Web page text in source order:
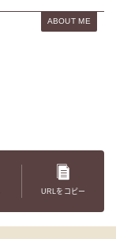
ABOUT ME
URLをコピー